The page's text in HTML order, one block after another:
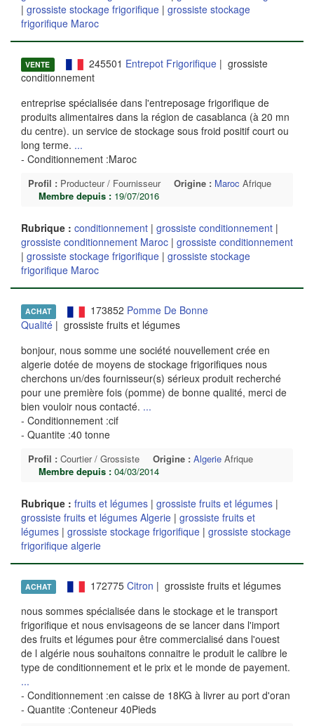
| grossiste stockage frigorifique | grossiste stockage
frigorifique Maroc
VENTE 245501 Entrepot Frigorifique| grossiste
conditionnement
entreprise spécialisée dans l'entreposage frigorifique de
produits alimentaires dans la région de casablanca (à 20 mn
du centre). un service de stockage sous froid positif court ou
long terme. ...
- Conditionnement :Maroc
Profil : Producteur / Fournisseur Origine : Maroc Afrique
Membre depuis : 19/07/2016
Rubrique : conditionnement | grossiste conditionnement |
grossiste conditionnement Maroc | grossiste conditionnement
| grossiste stockage frigorifique | grossiste stockage
frigorifique Maroc
ACHAT 173852 Pomme De Bonne
Qualité | grossiste fruits et légumes
bonjour, nous somme une société nouvellement crée en
algerie dotée de moyens de stockage frigorifiques nous
cherchons un/des fournisseur(s) sérieux produit recherché
pour une première fois (pomme) de bonne qualité, merci de
bien vouloir nous contacté. ...
- Conditionnement :cif
- Quantite :40 tonne
Profil : Courtier / Grossiste Origine : Algerie Afrique
Membre depuis : 04/03/2014
Rubrique : fruits et légumes | grossiste fruits et légumes |
grossiste fruits et légumes Algerie | grossiste fruits et
légumes | grossiste stockage frigorifique | grossiste stockage
frigorifique algerie
ACHAT 172775 Citron | grossiste fruits et légumes
nous sommes spécialisée dans le stockage et le transport
frigorifique et nous envisageons de se lancer dans l'import
des fruits et légumes pour être commercialisé dans l'ouest
de l algérie nous souhaitons connaitre le produit le calibre le
type de conditionnement et le prix et le monde de payement.
...
- Conditionnement :en caisse de 18KG à livrer au port d'oran
- Quantite :Conteneur 40Pieds